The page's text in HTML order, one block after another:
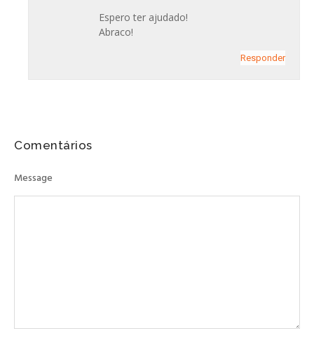
Espero ter ajudado!
Abraco!
Responder
Comentários
Message